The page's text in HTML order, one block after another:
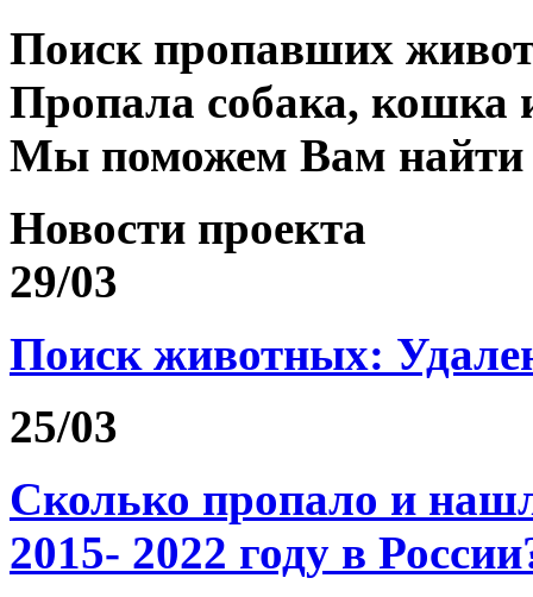
Поиск пропавших
Пропала собака, кошка
Мы поможем Вам найти
Новости проекта
29/03
Поиск животных:
25/03
Сколько пропало и
2015- 2022 году в